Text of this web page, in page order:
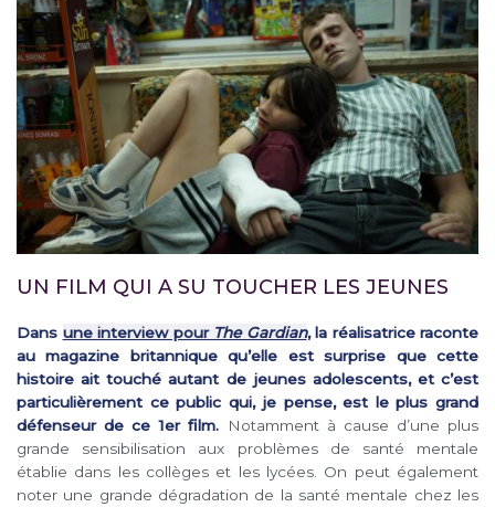
UN FILM QUI A SU TOUCHER LES JEUNES
Dans une interview pour The Gardian, la réalisatrice raconte
au magazine britannique qu’elle est surprise que cette
histoire ait touché autant de jeunes adolescents, et c’est
particulièrement ce public qui, je pense, est le plus grand
défenseur de ce 1er film. Notamment à cause d’une plus
grande sensibilisation aux problèmes de santé mentale
établie dans les collèges et les lycées. On peut également
noter une grande dégradation de la santé mentale chez les